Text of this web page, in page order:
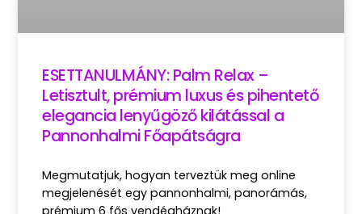
ESETTANULMÁNY: Palm Relax –
Letisztult, prémium luxus és pihentető
elegancia lenyűgöző kilátással a
Pannonhalmi Főapátságra
Megmutatjuk, hogyan terveztük meg online
megjelenését egy pannonhalmi, panorámás,
prémium 6 fős vendégháznak!